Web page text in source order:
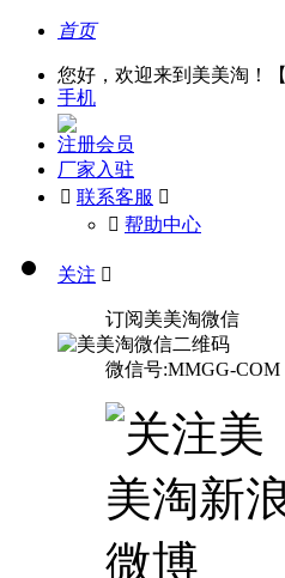
首页
您好，欢迎来到美美淘！【
手机
注册会员
厂家入驻
 联系客服 
󰅃 帮助中心
关注 
订阅美美淘微信
微信号:MMGG-COM